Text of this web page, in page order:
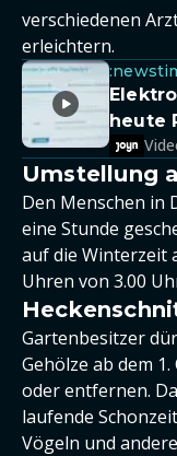
verschiedenen
erleichtern.
heute
Umstellung
Den Menschen in
eine Stunde
auf die Winterzeit
Uhren von 3.00
Gartenbesitzer
Gehölze ab dem
oder entfernen.
laufende
Vögeln und